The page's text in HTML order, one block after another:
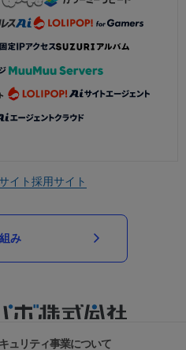
イト採用サイト
み
ュリティ事業について